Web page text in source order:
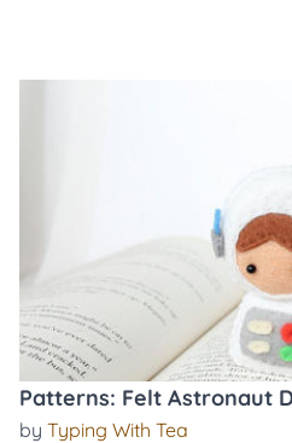
Patterns: Felt Astronaut
by Typing With Tea